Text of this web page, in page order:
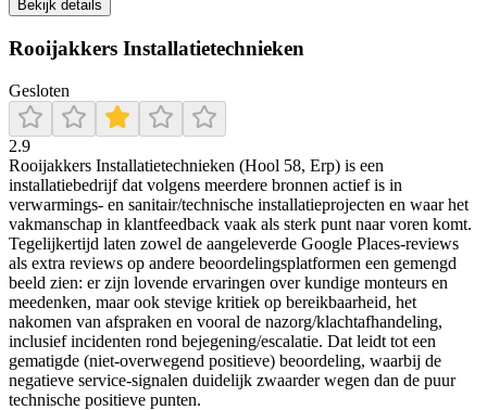
Bekijk details
Rooijakkers Installatietechnieken
Gesloten
2.9
Rooijakkers Installatietechnieken (Hool 58, Erp) is een
installatiebedrijf dat volgens meerdere bronnen actief is in
verwarmings- en sanitair/technische installatieprojecten en waar het
vakmanschap in klantfeedback vaak als sterk punt naar voren komt.
Tegelijkertijd laten zowel de aangeleverde Google Places-reviews
als extra reviews op andere beoordelingsplatformen een gemengd
beeld zien: er zijn lovende ervaringen over kundige monteurs en
meedenken, maar ook stevige kritiek op bereikbaarheid, het
nakomen van afspraken en vooral de nazorg/klachtafhandeling,
inclusief incidenten rond bejegening/escalatie. Dat leidt tot een
gematigde (niet-overwegend positieve) beoordeling, waarbij de
negatieve service-signalen duidelijk zwaarder wegen dan de puur
technische positieve punten.